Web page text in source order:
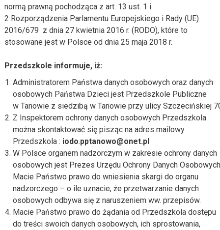
normą prawną pochodząca z art. 13 ust. 1 i
2 Rozporządzenia Parlamentu Europejskiego i Rady (UE)
2016/679 z dnia 27 kwietnia 2016 r. (RODO), które to
stosowane jest w Polsce od dnia 25 maja 2018 r.
Przedszkole informuje, iż:
Administratorem Państwa danych osobowych oraz danych
osobowych Państwa Dzieci jest Przedszkole Publiczne
w Tanowie z siedzibą w Tanowie przy ulicy Szczecińskiej
Z Inspektorem ochrony danych osobowych Przedszkola
można skontaktować się pisząc na adres mailowy
Przedszkola : iodo.pptanowo@onet.pl
W Polsce organem nadzorczym w zakresie ochrony danych
osobowych jest Prezes Urzędu Ochrony Danych
Macie Państwo prawo do wniesienia skargi do organu
nadzorczego – o ile uznacie, że przetwarzanie danych
osobowych odbywa się z naruszeniem ww. przepisów.
Macie Państwo prawo do żądania od Przedszkola dostępu
do treści swoich danych osobowych, ich sprostowania,